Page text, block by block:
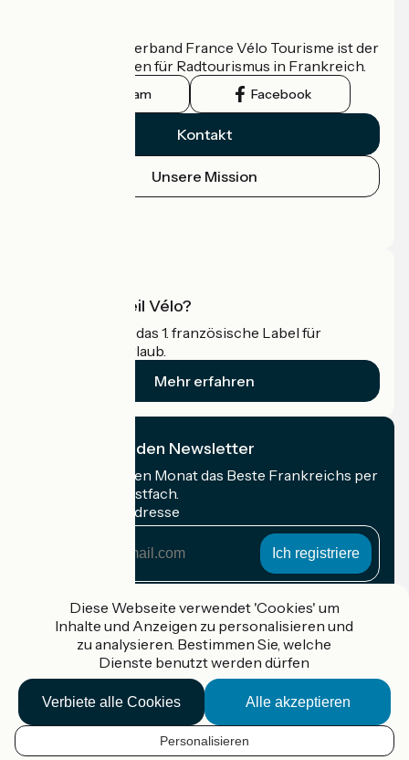
DE
Der nationale Verband France Vélo Tourisme ist der
offizielle Leitfaden für Radtourismus in Frankreich.
Instagram Facebook
Kontakt
Unsere Mission
Was ist Accueil Vélo?
Accueil Vélo ist das 1. französische Label für
Radfahrer im Urlaub.
Mehr erfahren
Ich abonniere den Newsletter
Erhalten Sie jeden Monat das Beste Frankreichs per
Rad in Ihrem Postfach.
Meine E-Mail-Adresse
Adresse
Gefördert im Rahmen von Destination France
Accueil Vélo Pro
Kontakt
Rechtliche Informationen
Diese Webseite verwendet 'Cookies' um
Inhalte und Anzeigen zu personalisieren und
zu analysieren. Bestimmen Sie, welche
Dienste benutzt werden dürfen
Alle akzeptieren
Verbiete alle Cookies
Personalisieren